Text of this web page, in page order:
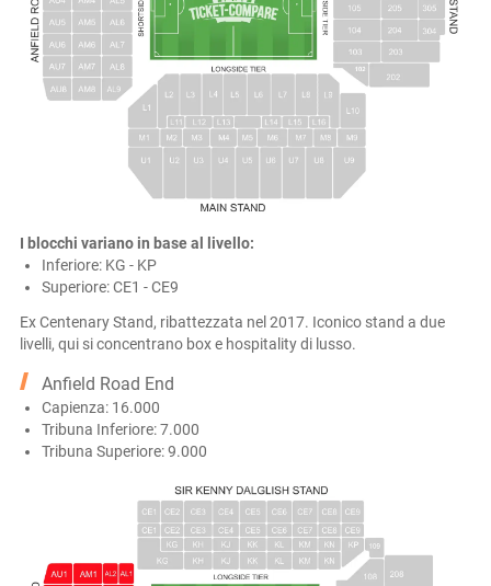
I blocchi variano in base al livello:
Inferiore: KG - KP
Superiore: CE1 - CE9
Ex Centenary Stand, ribattezzata nel 2017. Iconico stand a due
livelli, qui si concentrano box e hospitality di lusso.
Anfield Road End
Capienza: 16.000
Tribuna Inferiore: 7.000
Tribuna Superiore: 9.000